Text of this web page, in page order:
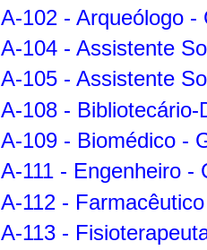
A-102 - Arqueólogo -
A-104 - Assistente
A-105 - Assistente
A-108 -
A-109 - Biomédico -
A-111 - Engenheiro -
A-112 -
A-113 -